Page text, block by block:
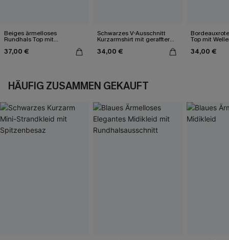
Beiges ärmelloses
Rundhals Top mit
Lochstickerei
37,00 €
Schwarzes V-Ausschnitt
Kurzarmshirt mit geraffter
34,00 €
Top mit
34,00 €
HÄUFIG ZUSAMMEN GEKAUFT